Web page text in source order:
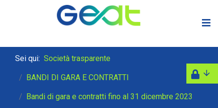
Sei qui: Società trasparente
BANDI DI GARA E CONTRATTI
Bandi di gara e contratti fino al 31 dicembre 2023